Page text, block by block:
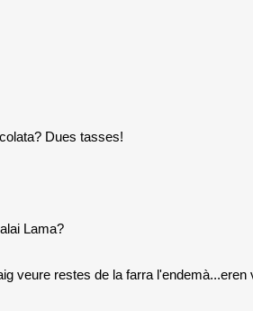
Dues tasses!
Lama?
veure restes de la farra l'endemà...eren